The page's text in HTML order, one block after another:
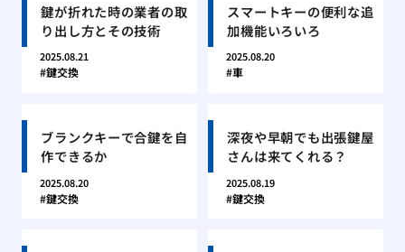
鍵が折れた時の業者の取
り出し方とその技術
2025.08.21
鍵交換
スマートキーの便利な追
加機能いろいろ
2025.08.20
車
ブランクキーで合鍵を自
作できるか
2025.08.20
鍵交換
深夜や早朝でも出張鍵屋
さんは来てくれる？
2025.08.19
鍵交換